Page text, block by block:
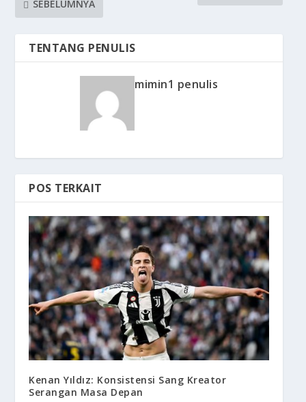
SEBELUMNYA
TENTANG PENULIS
mimin1 penulis
POS TERKAIT
Kenan Yıldız: Konsistensi Sang Kreator
Serangan Masa Depan